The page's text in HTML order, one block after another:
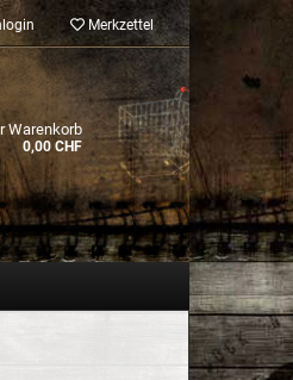
Merkzettel
Warenkorb
0,00 CHF